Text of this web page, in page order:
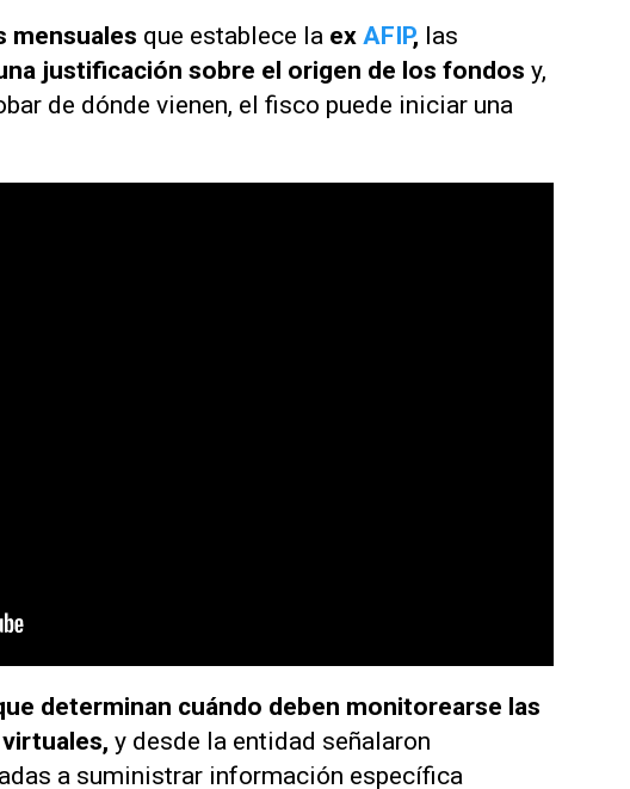
mensuales que establece la ex AFIP, las
justificación sobre el origen de los fondos y,
de dónde vienen, el fisco puede iniciar una
determinan cuándo deben monitorearse las
y desde la entidad señalaron
a suministrar información específica